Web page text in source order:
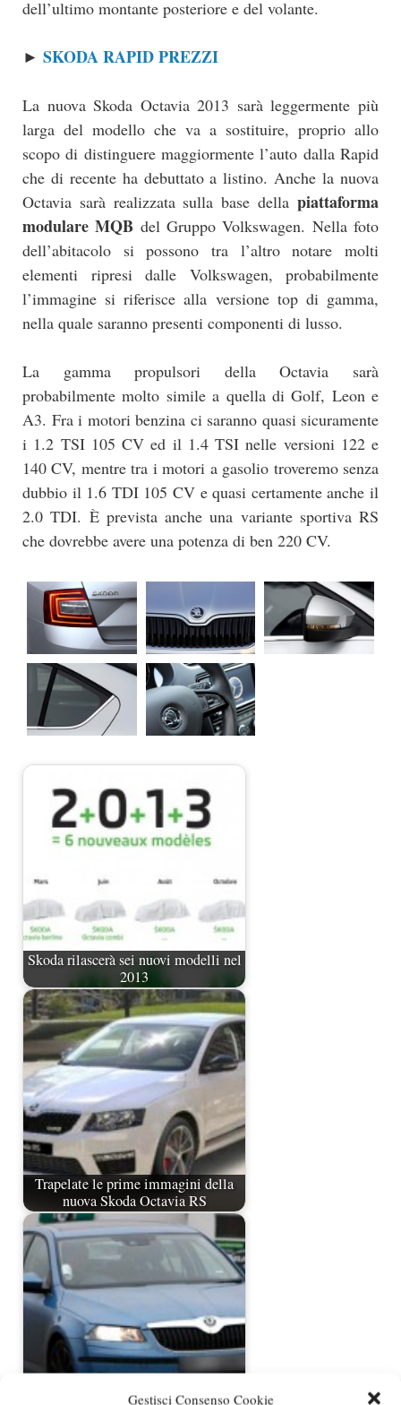
Gestisci Consenso Cookie
dell’ultimo montante posteriore e del volante.
► SKODA RAPID PREZZI
La nuova Skoda Octavia 2013 sarà leggermente più
larga del modello che va a sostituire, proprio allo
scopo di distinguere maggiormente l’auto dalla Rapid
che di recente ha debuttato a listino. Anche la nuova
Octavia sarà realizzata sulla base della piattaforma
modulare MQB del Gruppo Volkswagen. Nella foto
dell’abitacolo si possono tra l’altro notare molti
elementi ripresi dalle Volkswagen, probabilmente
l’immagine si riferisce alla versione top di gamma,
nella quale saranno presenti componenti di lusso.
La gamma propulsori della Octavia sarà
probabilmente molto simile a quella di Golf, Leon e
A3. Fra i motori benzina ci saranno quasi sicuramente
i 1.2 TSI 105 CV ed il 1.4 TSI nelle versioni 122 e
140 CV, mentre tra i motori a gasolio troveremo senza
dubbio il 1.6 TDI 105 CV e quasi certamente anche il
2.0 TDI. È prevista anche una variante sportiva RS
che dovrebbe avere una potenza di ben 220 CV.
Skoda rilascerà sei nuovi modelli nel
2013
Trapelate le prime immagini della
nuova Skoda Octavia RS